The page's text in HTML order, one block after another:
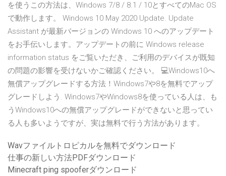
を使うこの方法は、Windows 7/8 / 8.1 / 10とすべてのMac OS
で動作します。 Windows 10 May 2020 Update. Update
Assistant が最新バージョンの Windows 10 へのアップデート
をお手伝いします。アップデートの前に Windows release
information status をご覧いただき、ご利用のデバイスが既知
の問題の影響を受けないかご確認ください。 💻Windows10へ
無償アップグレードする方法！Windows7や8を無料でアップ
グレードしよう. Windows7やWindows8を使っている人は、も
うWindows10への無償アップグレードができないと思ってい
る人も多いようですが、実は無料で行う方法があります。
Wavファイルトロピカルを無料でダウンロード
仕事の新しい方法PDFダウンロード
Minecraft ping spooferダウンロード